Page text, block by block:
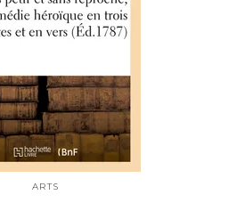
ARTS